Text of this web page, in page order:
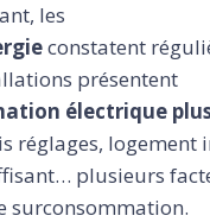
les
constatent
présentent
électrique
réglages, logement
plusieurs
surconsommation.